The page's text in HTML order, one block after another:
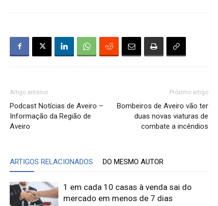
Artigo anterior
Podcast Notícias de Aveiro –
Informação da Região de
Aveiro
Próximo artigo
Bombeiros de Aveiro vão ter
duas novas viaturas de
combate a incêndios
ARTIGOS RELACIONADOS DO MESMO AUTOR
1 em cada 10 casas à venda sai do
mercado em menos de 7 dias